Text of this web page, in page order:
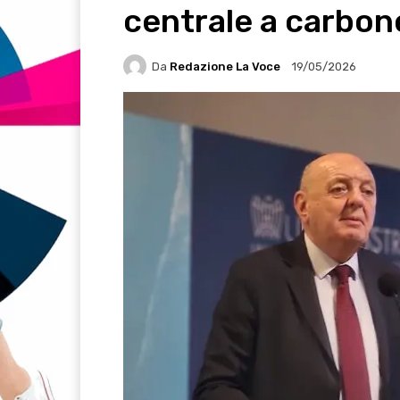
centrale a
Da Redazione La Voce 19/05/2026